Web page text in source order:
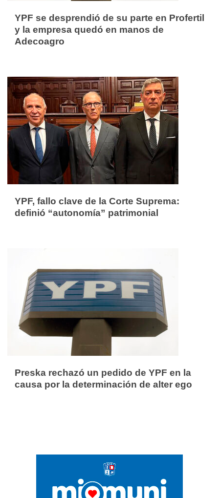
YPF se desprendió de su parte en Profertil
y la empresa quedó en manos de
Adecoagro
YPF, fallo clave de la Corte Suprema:
definió “autonomía” patrimonial
Preska rechazó un pedido de YPF en la
causa por la determinación de alter ego